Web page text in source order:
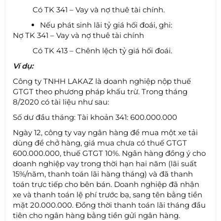
Có TK 341 – Vay và nợ thuê tài chính.
Nếu phát sinh lãi tỷ giá hối đoái, ghi:
Nợ TK 341 – Vay và nợ thuê tài chính
Có TK 413 – Chênh lệch tỷ giá hối đoái.
Ví dụ:
Công ty TNHH LAKAZ là doanh nghiệp nộp thuế
GTGT theo phương pháp khấu trừ. Trong tháng
8/2020 có tài liệu như sau:
Số dư đầu tháng: Tài khoản 341: 600.000.000
Ngày 12, công ty vay ngân hàng để mua một xe tải
dùng để chở hàng, giá mua chưa có thuế GTGT
600.000.000, thuế GTGT 10%. Ngân hàng đồng ý cho
doanh nghiệp vay trong thời hạn hai năm (lãi suất
15%/năm, thanh toán lãi hàng tháng) và đã thanh
toán trực tiếp cho bên bán. Doanh nghiệp đã nhận
xe và thanh toán lệ phí trước bạ, sang tên bằng tiền
mặt 20.000.000. Đồng thời thanh toán lãi tháng đầu
tiên cho ngân hàng bằng tiền gửi ngân hàng.